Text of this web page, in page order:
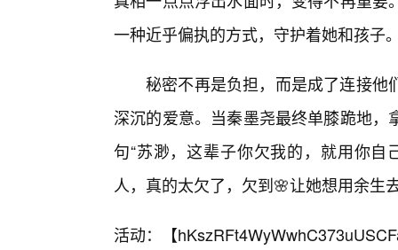
一种近乎偏执的方式，守护着她和孩子
秘密不再是负担，而是成了连接他
深沉的爱意。当秦墨尧最终单膝跪地
句“苏渺，这辈子你欠我的，就用你
人，真的太欠了，欠到🌸让她想用余生
活动：【